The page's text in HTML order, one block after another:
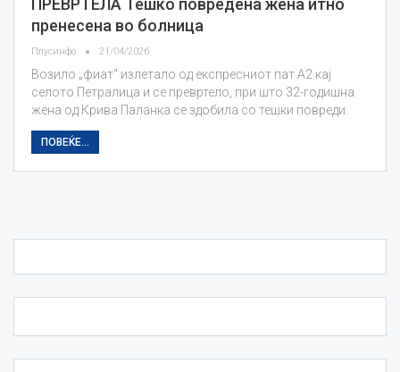
ПРЕВРТЕЛА Тешко повредена жена итно
пренесена во болница
Плусинфо 21/04/2026
Возило „фиат“ излетало од експресниот пат А2 кај
селото Петралица и се превртело, при што 32-годишна
жена од Крива Паланка се здобила со тешки повреди.
ПОВЕЌЕ...